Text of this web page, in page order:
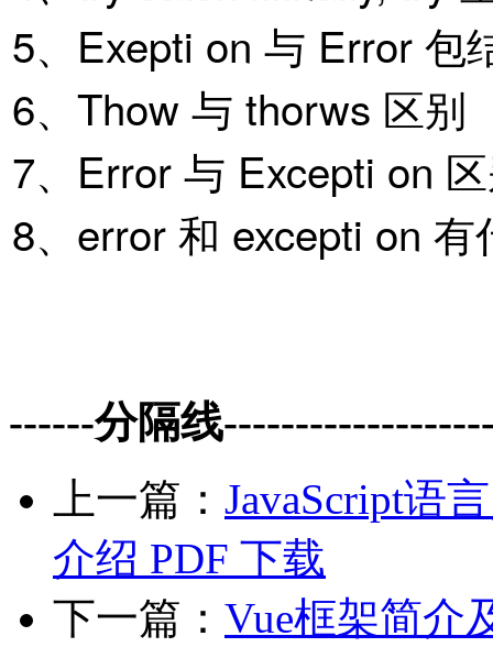
5、Exepti on 与 Error 包
6、Thow 与 thorws 区别
7、Error 与 Excepti on
8、error 和 excepti on 有
------分隔线
上一篇： JavaScript语
介绍 PDF 下载
下一篇： Vue框架简介